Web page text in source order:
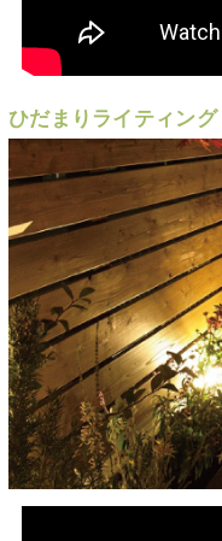
ひだまりライティング